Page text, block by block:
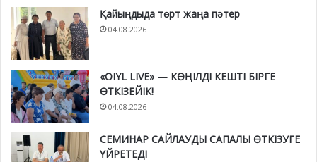
Қайыңдыда төрт жаңа пәтер
04.08.2026
«OIYL LIVE» — КӨҢІЛДІ КЕШТІ БІРГЕ
ӨТКІЗЕЙІК!
04.08.2026
СЕМИНАР САЙЛАУДЫ САПАЛЫ ӨТКІЗУГЕ
ҮЙРЕТЕДІ